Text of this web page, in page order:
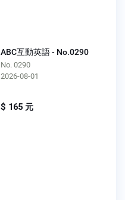
ABC互動英語 - No.0290
No. 0290
2026-08-01
$ 165 元